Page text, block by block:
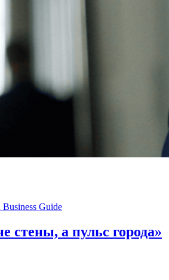
Business Guide
стены, а пульс города»